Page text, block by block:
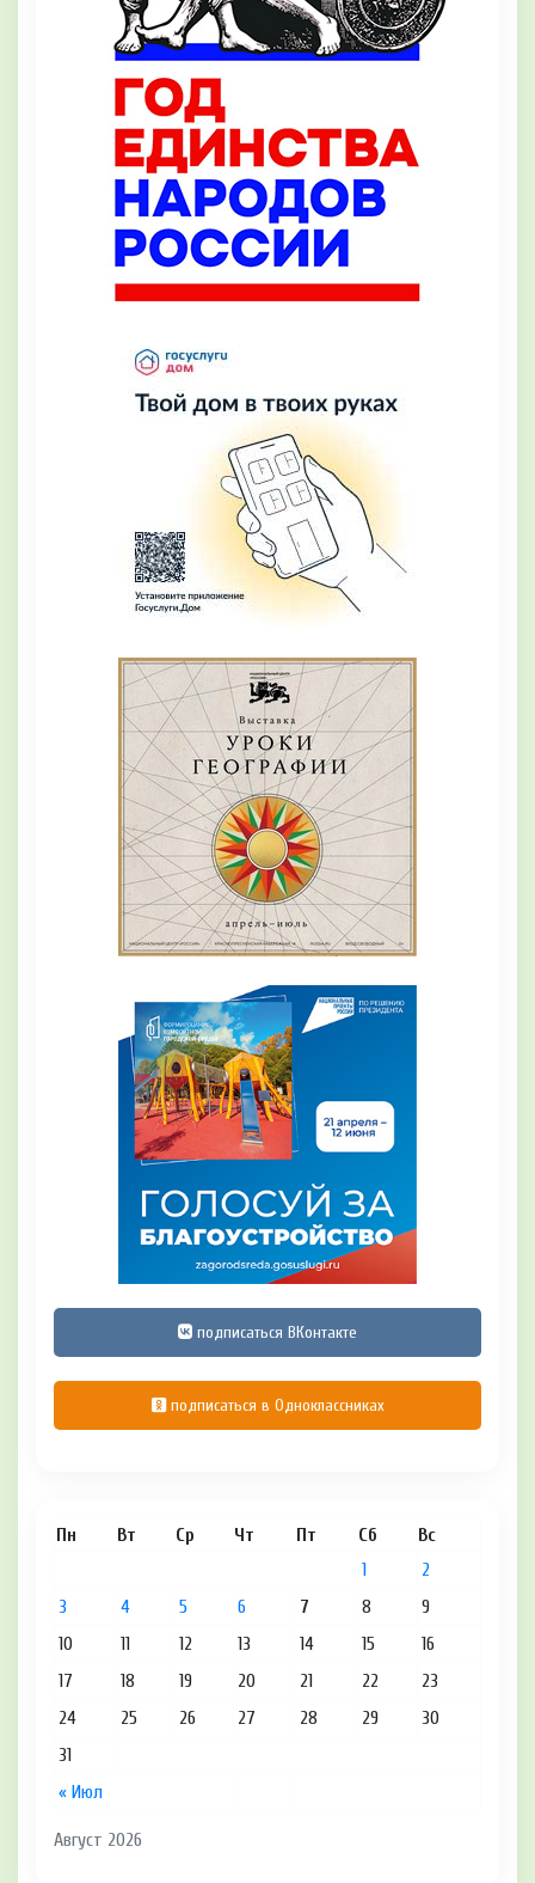
подписаться ВКонтакте
подписаться в Одноклассниках
Август 2026
Пн Вт Ср Чт Пт Сб Вс
« Июл
1
2
3
4 5 6 7 8
9
10
11 12 13 14 15
16
17
18 19 20 21 22
23
24
25 26 27 28 29
30
31